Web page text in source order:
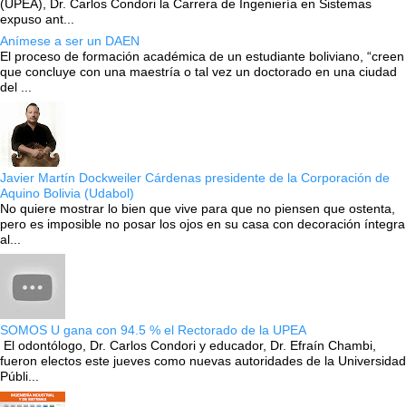
(UPEA), Dr. Carlos Condori la Carrera de Ingeniería en Sistemas
expuso ant...
Anímese a ser un DAEN
El proceso de formación académica de un estudiante boliviano, “creen
que concluye con una maestría o tal vez un doctorado en una ciudad
del ...
Javier Martín Dockweiler Cárdenas presidente de la Corporación de
Aquino Bolivia (Udabol)
No quiere mostrar lo bien que vive para que no piensen que ostenta,
pero es imposible no posar los ojos en su casa con decoración íntegra
al...
SOMOS U gana con 94.5 % el Rectorado de la UPEA
El odontólogo, Dr. Carlos Condori y educador, Dr. Efraín Chambi,
fueron electos este jueves como nuevas autoridades de la Universidad
Públi...